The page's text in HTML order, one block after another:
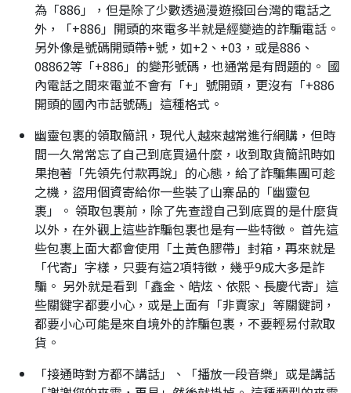
為「886」，但是除了少數透過漫遊撥回台灣的電話之
外，「+886」開頭的來電多半就是經變造的詐騙電話。
另外像是號碼開頭帶+號，如+2、+03，或是886、
08862等「+886」的變形號碼，也通常是有問題的。 國
內電話之間來電並不會有「+」號開頭，更沒有「+886
開頭的國內市話號碼」這種格式。
幽靈包裹的領取簡訊，現代人越來越常進行網購，但時
間一久常常忘了自己到底買過什麼，收到取貨簡訊時如
果抱著「先領先付款再說」的心態，給了詐騙集團可趁
之機，盜用個資寄給你一些裝了山寨品的「幽靈包
裹」。 領取包裹前，除了先查證自己到底買的是什麼貨
以外，在外觀上這些詐騙包裹也是有一些特徵。 首先這
些包裹上面大都會使用「土黃色膠帶」封箱，再來就是
「代寄」字樣，只要有這2項特徵，幾乎9成大多是詐
騙。 另外就是看到「鑫金、皓炫、依熙、長慶代寄」這
些關鍵字都要小心，或是上面有「非賣家」等關鍵詞，
都要小心可能是來自境外的詐騙包裹，不要輕易付款取
貨。
「接通時對方都不講話」、「播放一段音樂」或是講話